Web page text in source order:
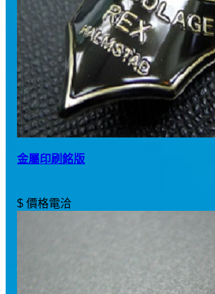
金屬印刷銘版
$ 價格電洽